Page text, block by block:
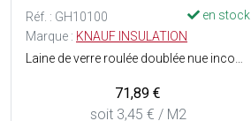
Réf. : GH10100
en stock
Marque : KNAUF INSULATION
71,89 €
soit 3,45 € / M2